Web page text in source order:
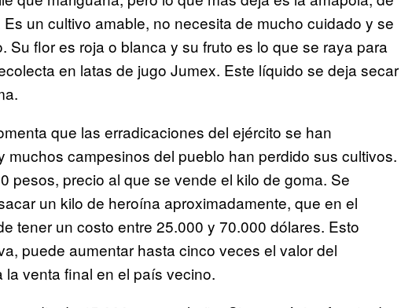
un cultivo amable, no necesita de mucho cuidado y se
Su flor es roja o blanca y su fruto es lo que se raya para
en latas de jugo Jumex. Este líquido se deja secar
que las erradicaciones del ejército se han
muchos campesinos del pueblo han perdido sus cultivos.
pesos, precio al que se vende el kilo de goma. Se
un kilo de heroína aproximadamente, que en el
tener un costo entre 25.000 y 70.000 dólares. Esto
puede aumentar hasta cinco veces el valor del
venta final en el país vecino.